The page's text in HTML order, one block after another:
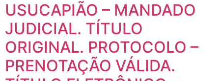
USUCAPIÃO – MANDADO
JUDICIAL. TÍTULO
ORIGINAL. PROTOCOLO –
PRENOTAÇÃO VÁLIDA.